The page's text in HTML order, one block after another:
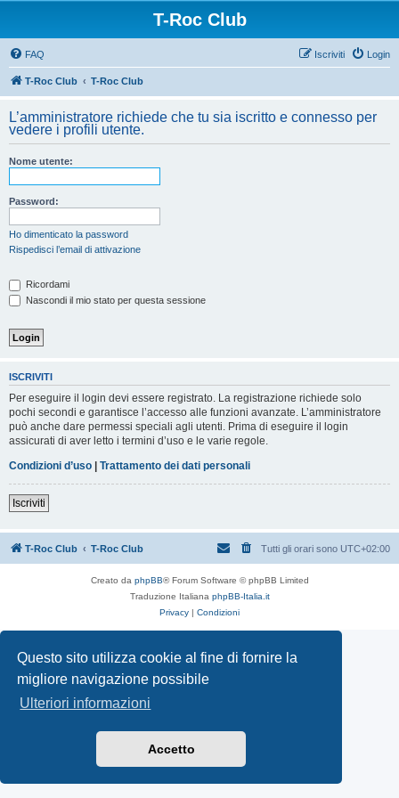
Questo sito utilizza cookie al fine di fornire la
migliore navigazione possibile
Ulteriori informazioni
Accetto
T-Roc Club
FAQ Login
Iscriviti
T-Roc Club T-Roc Club
L’amministratore richiede che tu sia iscritto e connesso per
vedere i profili utente.
Nome utente:
Password:
Ho dimenticato la password
Rispedisci l’email di attivazione
Ricordami
Nascondi il mio stato per questa sessione
ISCRIVITI
Per eseguire il login devi essere registrato. La registrazione richiede solo
pochi secondi e garantisce l’accesso alle funzioni avanzate. L’amministratore
può anche dare permessi speciali agli utenti. Prima di eseguire il login
assicurati di aver letto i termini d’uso e le varie regole.
Condizioni d’uso | Trattamento dei dati personali
Iscriviti
T-Roc Club T-Roc Club Tutti gli orari sono UTC+02:00
Creato da phpBB® Forum Software © phpBB Limited
Traduzione Italiana phpBB-Italia.it
Privacy | Condizioni